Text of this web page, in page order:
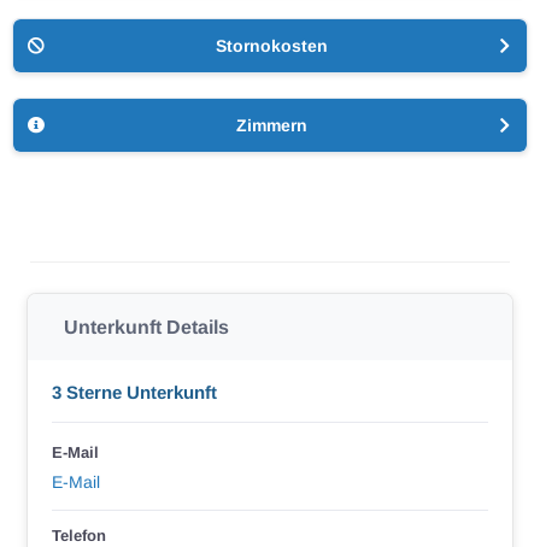
Stornokosten
Zimmern
Unterkunft Details
3 Sterne Unterkunft
E-Mail
E-Mail
Telefon